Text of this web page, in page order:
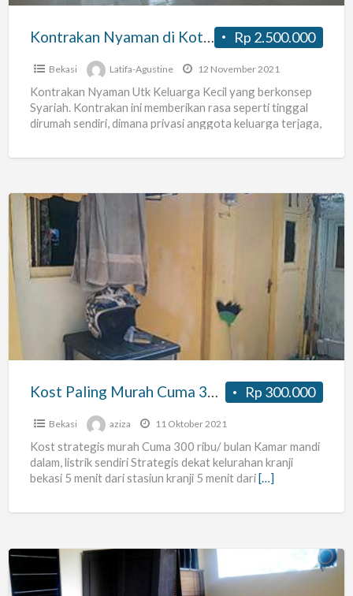
Rp 2.500.000
Kontrakan Nyaman di Kota Bekasi (Exclusive) wifi gratis
Bekasi Latifa-Agustine 12 November 2021
Kontrakan Nyaman Utk Keluarga Kecil yang berkonsep
Syariah. Kontrakan ini memberikan rasa seperti tinggal
dirumah sendiri, dimana privasi anggota keluarga terjaga,
Kost
Paling
Murah
Kamar
Dalam
Strategis
Rp 300.000
Kost Paling Murah Cuma 300 rb/bln Kamar Mandi Dalam Strategis
Bekasi aziza 11 Oktober 2021
Kost strategis murah Cuma 300 ribu/ bulan Kamar mandi
dalam, listrik sendiri Strategis dekat kelurahan kranji
bekasi 5 menit dari stasiun kranji 5 menit dari […]
Terima